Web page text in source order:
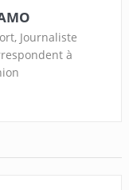
Journaliste
à